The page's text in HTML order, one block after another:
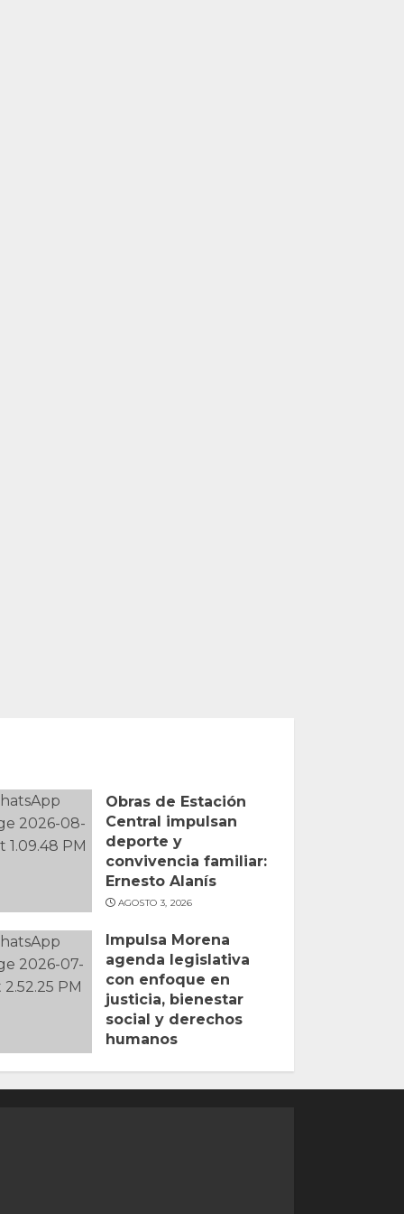
Obras de Estación
Central impulsan
deporte y
convivencia familiar:
Ernesto Alanís
AGOSTO 3, 2026
Impulsa Morena
agenda legislativa
con enfoque en
justicia, bienestar
social y derechos
humanos